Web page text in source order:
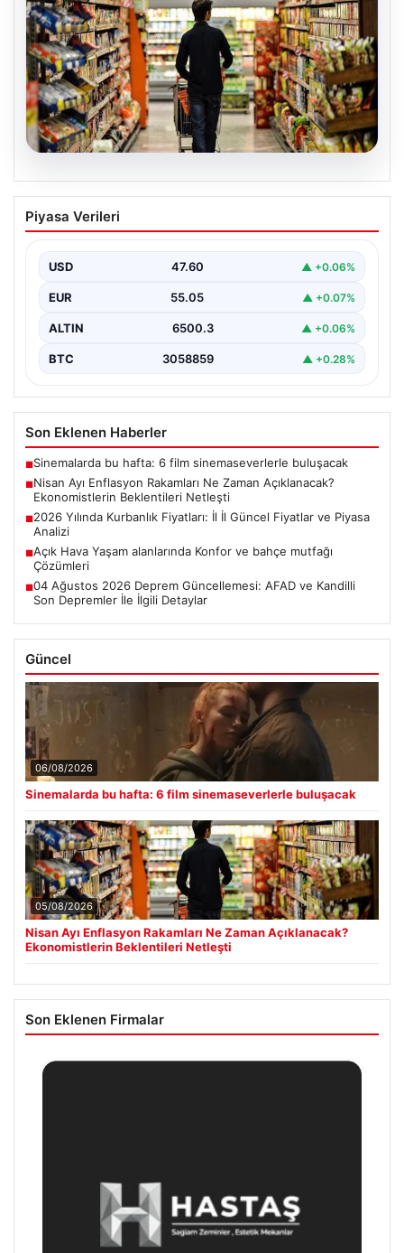
05.08.2026
Nisan Ayı Enflasyon Rakamları Ne
Zaman Açıklanacak? Ekonomistlerin
Türkiye İstatistik Kurumu (TÜİK) tarafından açıklanacak
Piyasa Verileri
USD 47.60 ▲ +0.06%
EUR 55.05 ▲ +0.07%
ALTIN 6500.3 ▲ +0.06%
BTC 3058859 ▲ +0.28%
Son Eklenen Haberler
■Sinemalarda bu hafta: 6 film sinemaseverlerle buluşacak
■Nisan Ayı Enflasyon Rakamları Ne Zaman Açıklanacak?
Ekonomistlerin Beklentileri Netleşti
■2026 Yılında Kurbanlık Fiyatları: İl İl Güncel Fiyatlar ve Piyasa
Analizi
■Açık Hava Yaşam alanlarında Konfor ve bahçe mutfağı
Çözümleri
■04 Ağustos 2026 Deprem Güncellemesi: AFAD ve Kandilli
Son Depremler İle İlgili Detaylar
Güncel
06/08/2026
Sinemalarda bu hafta: 6 film sinemaseverlerle buluşacak
05/08/2026
Nisan Ayı Enflasyon Rakamları Ne Zaman Açıklanacak?
Ekonomistlerin Beklentileri Netleşti
Son Eklenen Firmalar